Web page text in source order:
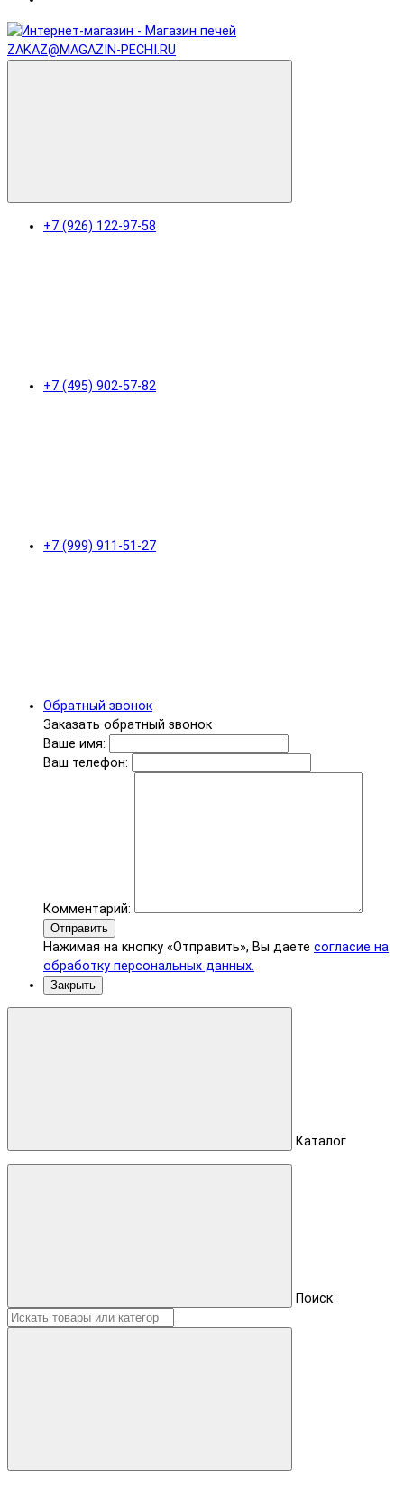
ZAKAZ@MAGAZIN-PECHI.RU
+7 (926) 122-97-58
+7 (495) 902-57-82
+7 (999) 911-51-27
Обратный звонок
Заказать обратный звонок
Ваше имя:
Ваш телефон:
Комментарий:
Отправить
Нажимая на кнопку «Отправить», Вы даете согласие на
обработку персональных данных.
Закрыть
Каталог
Поиск